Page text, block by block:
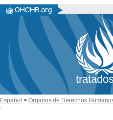
Español > Organos de Derechos